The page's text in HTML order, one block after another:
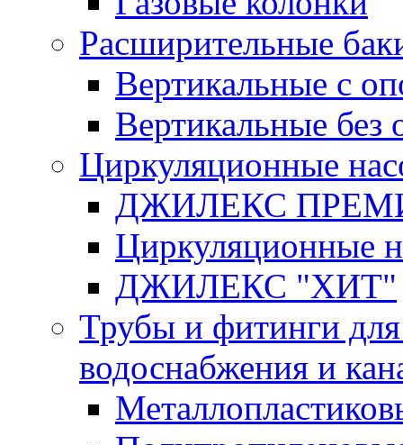
Расширительные
Вертикальные с
Вертикальные без
Циркуляционные
ДЖИЛЕКС
Циркуляционные
ДЖИЛЕКС "ХИТ"
Трубы и фитинги
водоснабжения и